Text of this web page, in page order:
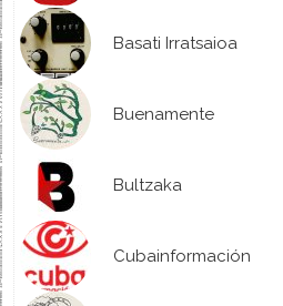
Basati Irratsaioa
Buenamente
Bultzaka
Cubainformación